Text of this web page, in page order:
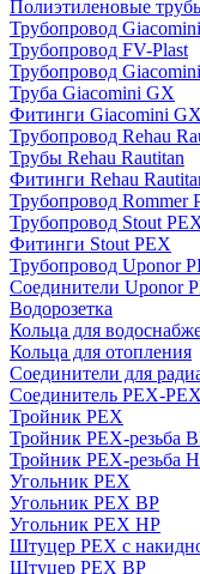
Полиэтиленовые
Трубопровод
Трубопровод FV-Plast
Трубопровод
Труба Giacomini GX
Фитинги Giacomini GX
Трубопровод Rehau
Трубы Rehau Rautitan
Фитинги Rehau
Трубопровод Rommer
Трубопровод Stout
Фитинги Stout PEX
Трубопровод Uponor
Соединители Uponor
Водорозетка
Кольца для
Кольца для отопления
Соединители для
Соединитель PEX-PEX
Тройник PEX
Тройник PEX-резьба
Тройник PEX-резьба
Угольник PEX
Угольник PEX ВР
Угольник PEX НР
Штуцер PEX c
Штуцер PEX ВР